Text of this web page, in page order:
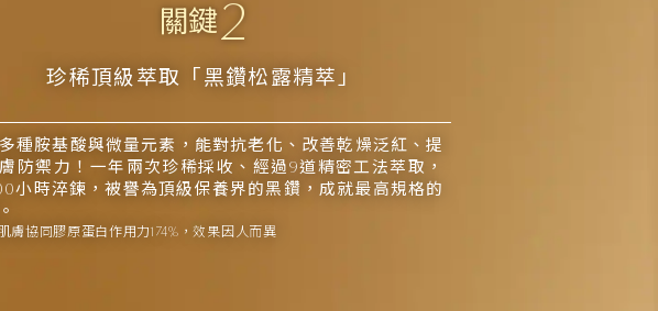
協同膠原蛋白作用力174%，效果因人而異
關鍵2
珍稀頂級萃取「黑鑽松露精萃」
種胺基酸與微量元素，能對抗老化、改善乾燥泛紅、提
防禦力！一年兩次珍稀採收、經過9道精密工法萃取，
小時淬鍊，被譽為頂級保養界的黑鑽，成就最高規格的